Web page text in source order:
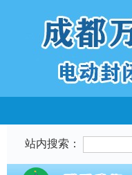
站内搜索：